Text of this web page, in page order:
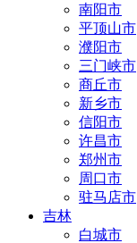
南阳市
平顶山市
濮阳市
三门峡市
商丘市
新乡市
信阳市
许昌市
郑州市
周口市
驻马店市
吉林
白城市